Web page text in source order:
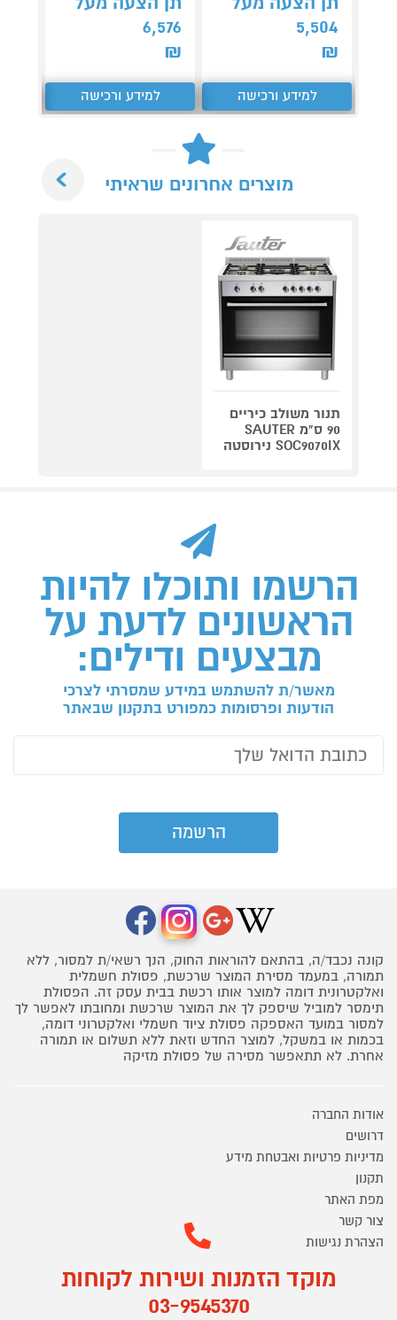
5,504
₪
למידע ורכישה
6,576
₪
למידע ורכישה
מוצרים אחרונים שראיתי
תנור משולב כיריים
90 ס"מ SAUTER
SOC9070IX נירוסטה
הרשמו ותוכלו להיות
הראשונים לדעת על
מבצעים ודילים:
מאשר/ת להשתמש במידע שמסרתי לצרכי
הודעות ופרסומות כמפורט בתקנון שבאתר
קונה נכבד/ה, בהתאם להוראות החוק, הנך רשאי/ת למסור, ללא
תמורה, במעמד מסירת המוצר שרכשת, פסולת חשמלית
ואלקטרונית דומה למוצר אותו רכשת בבית עסק זה. הפסולת
תימסר למוביל שיספק לך את המוצר שרכשת ומחובתו לאפשר לך
למסור במועד האספקה פסולת ציוד חשמלי ואלקטרוני דומה,
בכמות או במשקל, למוצר החדש וזאת ללא תשלום או תמורה
אחרת. לא תתאפשר מסירה של פסולת מזיקה
אודות החברה
דרושים
מדיניות פרטיות ואבטחת מידע
תקנון
מפת האתר
צור קשר
הצהרת נגישות
מוקד הזמנות ושירות לקוחות
03-9545370